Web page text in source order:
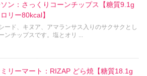
ン：さっくりコーンチップス【糖質9.1g
リー80kcal】
ード、キヌア、アマランサス入りのサクサクとし
ンチップスです。塩とオリ ...
リーマート：RIZAP どら焼【糖質18.1g